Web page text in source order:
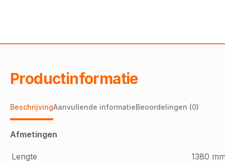
Productinformatie
BeschrijvingAanvullende informatieBeoordelingen (0)
Afmetingen
Lengte
1380